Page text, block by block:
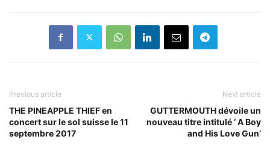
Previous article
THE PINEAPPLE THIEF en
concert sur le sol suisse le 11
septembre 2017
Next article
GUTTERMOUTH dévoile un
nouveau titre intitulé ‘ A Boy
and His Love Gun’